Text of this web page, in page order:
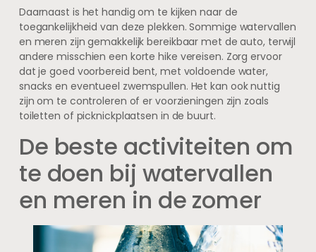
Daarnaast is het handig om te kijken naar de
toegankelijkheid van deze plekken. Sommige watervallen
en meren zijn gemakkelijk bereikbaar met de auto, terwijl
andere misschien een korte hike vereisen. Zorg ervoor
dat je goed voorbereid bent, met voldoende water,
snacks en eventueel zwemspullen. Het kan ook nuttig
zijn om te controleren of er voorzieningen zijn zoals
toiletten of picknickplaatsen in de buurt.
De beste activiteiten om
te doen bij watervallen
en meren in de zomer